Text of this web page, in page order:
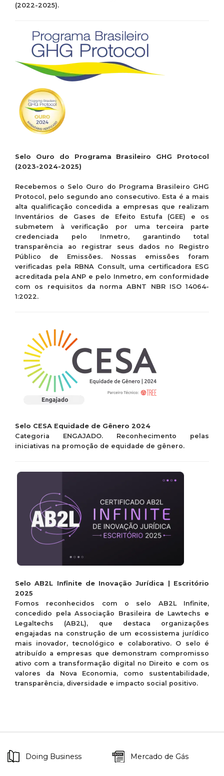
(2022-2025).
Selo Ouro do Programa Brasileiro GHG Protocol
(2023-2024-2025)
Recebemos o Selo Ouro do Programa Brasileiro GHG
Protocol , pelo segundo ano consecutivo. Esta é a mais
alta qualificação concedida a empresas que realizam
Inventários de Gases de Efeito Estufa (GEE) e os
submetem à verificação por uma terceira parte
credenciada pelo Inmetro, garantindototal
transparência ao registrar seus dados no Registro
Público de Emissões. Nossas emissões foram
verificadas pela RBNA Consult, uma certificadora ESG
acreditada pela ANP e pelo Inmetro, em conformidade
com os requisitos da norma ABNT NBR ISO 14064-
1:2022.
Selo CESA Equidade de Gênero 2024
Categoria ENGAJADO. Reconhecimento pelas
iniciativas na promoção de equidade de gênero.
Selo AB2L Infinite de Inovação Jurídica | Escritório
2025
Fomos reconhecidos com o selo AB2L Infinite,
concedido pela Associação Brasileira de Lawtechs e
Legaltechs (AB2L), que destaca organizações
engajadas na construção de um ecossistema jurídico
mais inovador, tecnológico e colaborativo. O selo é
atribuído a empresas que demonstram compromisso
ativo com a transformação digital no Direito e com os
valores da Nova Economia, como sustentabilidade,
transparência, diversidade e impacto social positivo.
Doing Business Mercado de Gás